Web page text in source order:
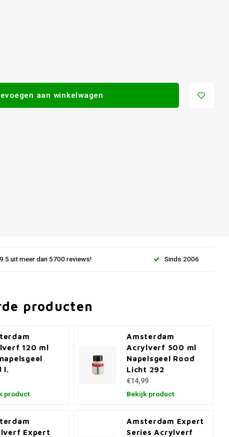
aan winkelwagen
uit meer dan 5700 reviews! Sinds 2006
producten
120 ml
l.
product
Amsterdam
Acrylverf 500 ml
Napelsgeel Rood
Licht 292
€14,99
Bekijk product
Expert
Amsterdam Expert
Series Acrylverf